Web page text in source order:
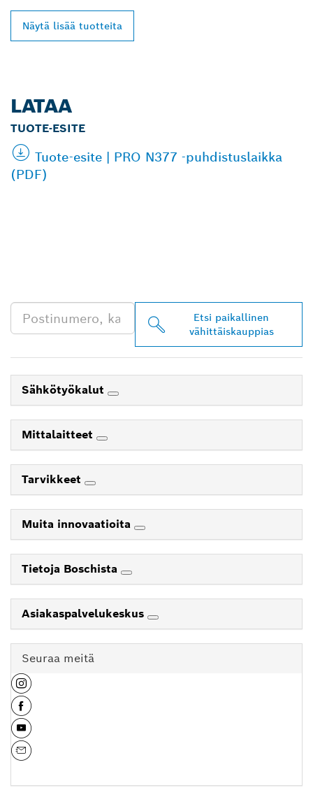
Näytä lisää tuotteita
LATAA
TUOTE-ESITE
Tuote-esite | PRO N377 -puhdistuslaikka
(PDF)
Etsi paikallinen
vähittäiskauppias
Sähkötyökalut
Mittalaitteet
Tarvikkeet
Muita innovaatioita
Tietoja Boschista
Asiakaspalvelukeskus
Seuraa meitä